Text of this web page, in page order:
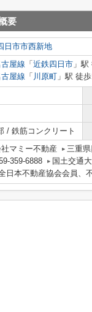
要
日市市西新地
屋線 「 近鉄四日市 」駅
屋線 「 川原町 」駅 徒
/ 鉄筋コンクリート
マミー不動産
三重
359-6888
国土交通
日本不動産協会会員、